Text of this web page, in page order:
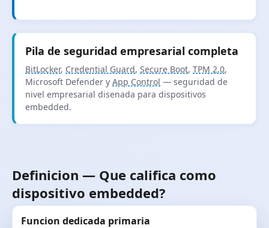
Pila de seguridad empresarial completa
BitLocker, Credential Guard, Secure Boot, TPM 2.0,
Microsoft Defender y App Control — seguridad de
nivel empresarial disenada para dispositivos
embedded.
Definicion — Que califica como
dispositivo embedded?
Funcion dedicada primaria